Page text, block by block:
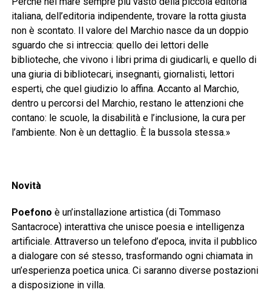
italiana, dell’editoria indipendente, trovare la rotta giusta
non è scontato. Il valore del Marchio nasce da un doppio
sguardo che si intreccia: quello dei lettori delle
biblioteche, che vivono i libri prima di giudicarli, e quello di
una giuria di bibliotecari, insegnanti, giornalisti, lettori
esperti, che quel giudizio lo affina. Accanto al Marchio,
dentro u percorsi del Marchio, restano le attenzioni che
contano: le scuole, la disabilità e l’inclusione, la cura per
l’ambiente. Non è un dettaglio. È la bussola stessa.»
Novità
Poefono è un’installazione artistica (di Tommaso
Santacroce) interattiva che unisce poesia e intelligenza
artificiale. Attraverso un telefono d’epoca, invita il pubblico
a dialogare con sé stesso, trasformando ogni chiamata in
un’esperienza poetica unica. Ci saranno diverse postazioni
a disposizione in villa.